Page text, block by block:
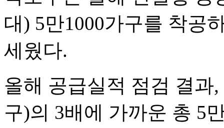
대) 5만1000가구를 착공
세웠다.
올해 공급실적 점검 결과
구)의 3배에 가까운 총 5